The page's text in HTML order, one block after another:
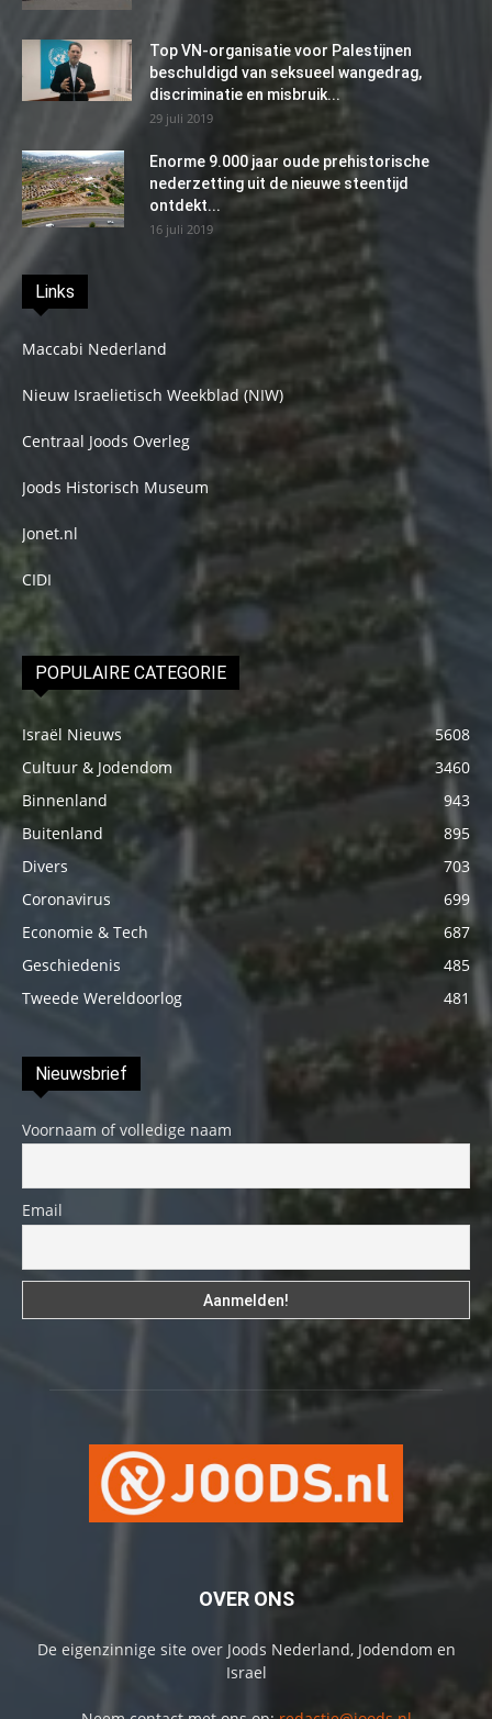
Top VN-organisatie voor Palestijnen
beschuldigd van seksueel wangedrag,
discriminatie en misbruik...
29 juli 2019
Enorme 9.000 jaar oude prehistorische
nederzetting uit de nieuwe steentijd
ontdekt...
16 juli 2019
Links
Maccabi Nederland
Nieuw Israelietisch Weekblad (NIW)
Centraal Joods Overleg
Joods Historisch Museum
Jonet.nl
CIDI
POPULAIRE CATEGORIE
Israël Nieuws
5608
Cultuur & Jodendom
3460
Binnenland
943
Buitenland
895
Divers
703
Coronavirus
699
Economie & Tech
687
Geschiedenis
485
Tweede Wereldoorlog
481
Nieuwsbrief
Voornaam of volledige naam
Email
OVER ONS
De eigenzinnige site over Joods Nederland, Jodendom en
Israel